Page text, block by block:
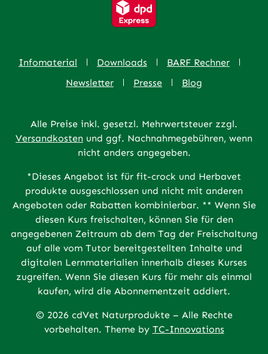
Infomaterial Downloads
BARF Rechner
Newsletter
Presse Blog
Alle Preise inkl. gesetzl. Mehrwertsteuer zzgl.
Versandkosten und ggf. Nachnahmegebühren, wenn
nicht anders angegeben.
*Dieses Angebot ist für fit-crock und Herbavet
produkte ausgeschlossen und nicht mit anderen
Angeboten oder Rabatten kombinierbar. ** Wenn Sie
diesen Kurs freischalten, können Sie für den
angegebenen Zeitraum ab dem Tag der Freischaltung
auf alle vom Tutor bereitgestellten Inhalte und
digitalen Lernmaterialien innerhalb dieses Kurses
zugreifen. Wenn Sie diesen Kurs für mehr als einmal
kaufen, wird die Abonnementzeit addiert.
© 2026 cdVet Naturprodukte – Alle Rechte
vorbehalten. Theme by TC-Innovations